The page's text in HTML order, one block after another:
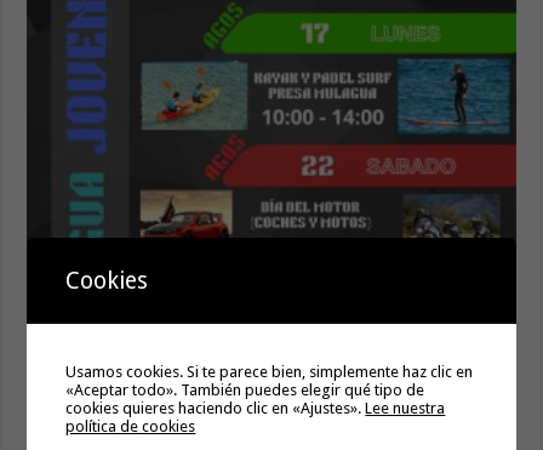
Hermigua presenta «Hermigua Joven III»
1,1 millones de euros en el tejido económico de La
Gomera
6 agosto, 2026
Cookies
Usamos cookies. Si te parece bien, simplemente haz clic en
«Aceptar todo». También puedes elegir qué tipo de
cookies quieres haciendo clic en «Ajustes».Lee nuestra
política de cookies